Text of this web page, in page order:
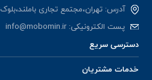
آدرس: تهران،مجتمع تجاری باملند،بلوکC،طبقه همکف،واحد 34GB
پست الکترونیکی:info@mobomin.ir
دسترسی سریع
خدمات مشتریان